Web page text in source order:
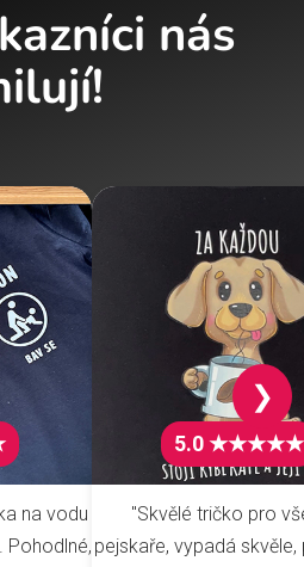
nás
na vodu
Pohodlné,
5.0 ★★★★★
"Skvělé tričko pro
pejskaře, vypadá
❯